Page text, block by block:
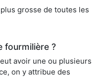
grosse de toutes les
fourmilière ?
avoir une ou plusieurs
on y attribue des